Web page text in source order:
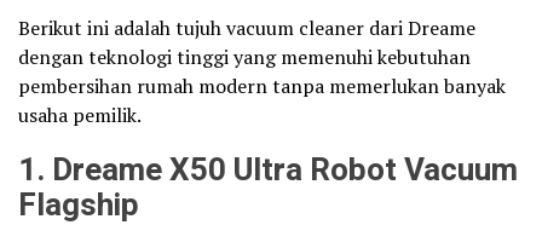
Berikut ini adalah tujuh vacuum cleaner dari Dreame
dengan teknologi tinggi yang memenuhi kebutuhan
pembersihan rumah modern tanpa memerlukan banyak
usaha pemilik.
1. Dreame X50 Ultra Robot Vacuum
Flagship